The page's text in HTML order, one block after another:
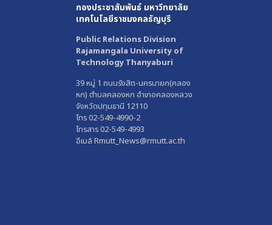
กองประชาสัมพันธ์ มหาวิทยาลัย
เทคโนโลยีราชมงคลธัญบุรี
Public Relations Division
Rajamangala University of
Technology Thanyaburi
39 หมู่ 1 ถนนรังสิต-นครนายก(คลอง
หก) ตำบลคลองหก อำเภอคลองหลวง
จังหวัดปทุมธานี 12110
โทร 02-549-4990-2
โทรสาร 02-549-4993
อีเมล์ Rmutt_News@rmutt.ac.th